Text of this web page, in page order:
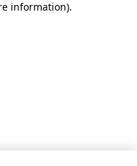
information).